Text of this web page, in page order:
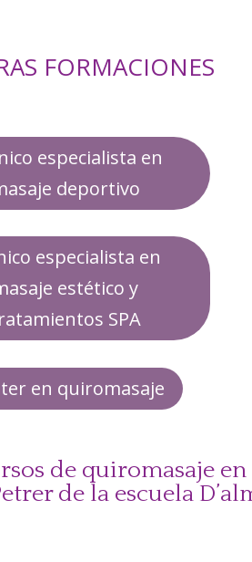
FORMACIONES
especialista en
deportivo
especialista en
estético y
SPA
en quiromasaje
de quiromasaje en
de la escuela